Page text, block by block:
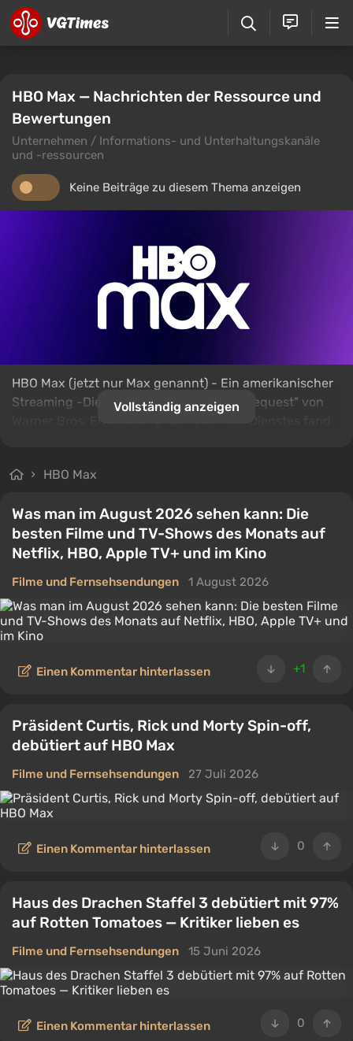
HBO Max — Nachrichten der Ressource und
Bewertungen
Unternehmen / Informations- und Unterhaltungskanäle
und -ressourcen
Keine Beiträge zu diesem Thema anzeigen
HBO Max (jetzt nur Max genannt) - Ein amerikanischer
Streaming -Dienst im Format "Video on Request" von
Network, Adult Swim, Animal Planet, Eurosport und
Vollständig anzeigen
HBO Max
Was man im August 2026 sehen kann: Die
besten Filme und TV-Shows des Monats auf
Netflix, HBO, Apple TV+ und im Kino
Filme und Fernsehsendungen 1 August 2026
+1
Einen Kommentar hinterlassen
Präsident Curtis, Rick und Morty Spin-off,
debütiert auf HBO Max
Filme und Fernsehsendungen 27 Juli 2026
0
Einen Kommentar hinterlassen
Haus des Drachen Staffel 3 debütiert mit 97%
auf Rotten Tomatoes — Kritiker lieben es
Filme und Fernsehsendungen 15 Juni 2026
0
Einen Kommentar hinterlassen